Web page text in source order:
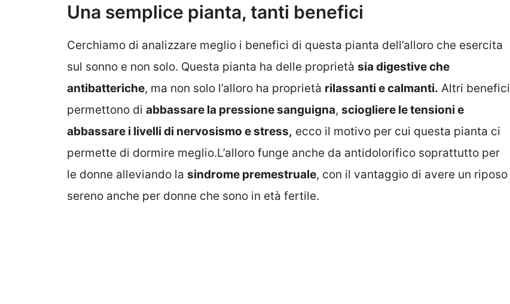
Una semplice pianta, tanti benefici
Cerchiamo di analizzare meglio i benefici di questa pianta dell’alloro che esercita
sul sonno e non solo. Questa pianta ha delle proprietà sia digestive che
antibatteriche, ma non solo l’alloro ha proprietà rilassanti e calmanti. Altri benefici
permettono di abbassare la pressione sanguigna, sciogliere le tensioni e
abbassare i livelli di nervosismo e stress, ecco il motivo per cui questa pianta ci
permette di dormire meglio.L’alloro funge anche da antidolorifico soprattutto per
le donne alleviando la sindrome premestruale, con il vantaggio di avere un riposo
sereno anche per donne che sono in età fertile.